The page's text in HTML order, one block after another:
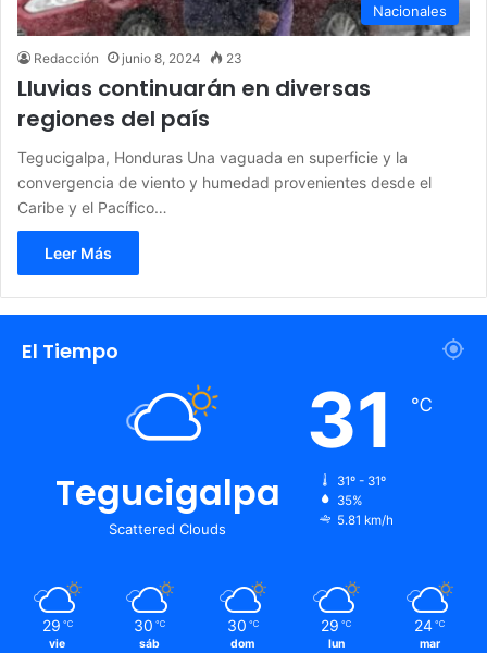
Nacionales
Redacción junio 8, 2024 23
Lluvias continuarán en diversas
regiones del país
Tegucigalpa, Honduras Una vaguada en superficie y la
convergencia de viento y humedad provenientes desde el
Caribe y el Pacífico…
Leer Más
El Tiempo
Tegucigalpa
Scattered Clouds
31 ℃
31º - 31º
35%
5.81 km/h
29 ℃
vie
30 ℃
sáb
30 ℃
dom
29 ℃
lun
24 ℃
mar